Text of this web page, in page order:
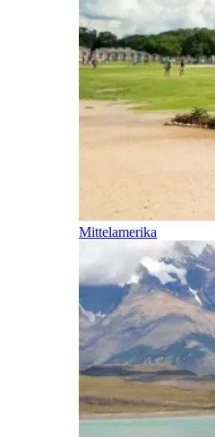
Mittelamerika